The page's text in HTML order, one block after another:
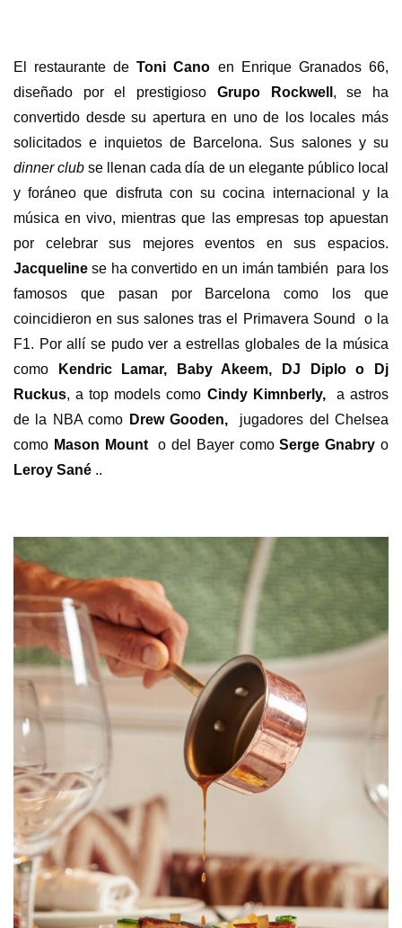
El restaurante deToni Cano en Enrique Granados 66,
diseñado por el prestigioso Grupo Rockwell , se ha
convertido desde su apertura en uno de los locales más
solicitados e inquietos de Barcelona. Sus salones y su
dinner club se llenan cada día de un elegante público local
y foráneo que disfruta con su cocina internacional y la
música en vivo, mientras que las empresas top apuestan
por celebrar sus mejores eventos en sus espacios.
Jacqueline se ha convertido en un imán también
para los
famosos que pasan por Barcelona como los que
coincidieron en sus salones tras el Primavera Sound
o la
F1. Por allí se pudo ver a estrellas globales de la música
como
Kendric Lamar, Baby Akeem, DJ Diplo o Dj
Ruckus, a top models como Cindy Kimnberly,
a astros
de la NBA como Drew Gooden,
jugadores del Chelsea
como Mason Mount o del Bayer comoSerge Gnabry o
Leroy Sané ..